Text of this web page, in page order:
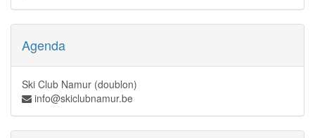
Agenda
Ski Club Namur (doublon)
info@skiclubnamur.be